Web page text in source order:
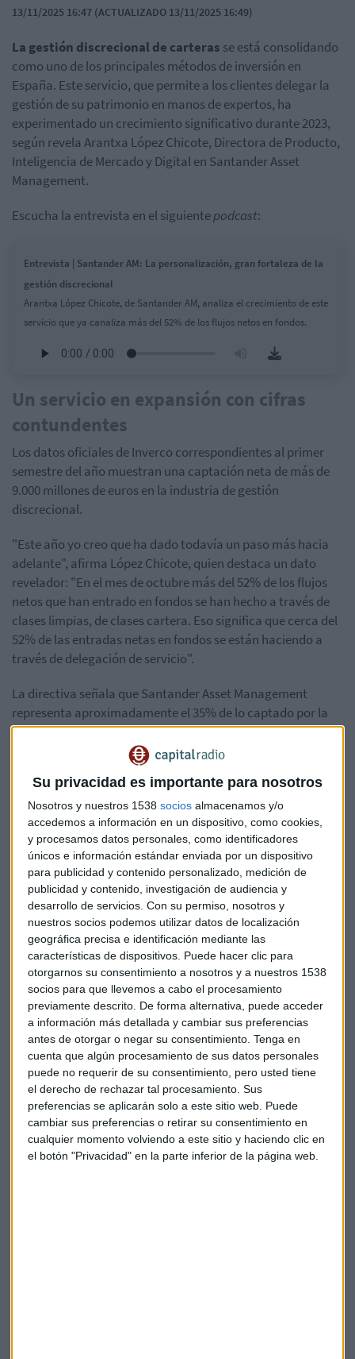
Su privacidad es importante para nosotros
Nosotros y nuestros 1538 socios almacenamos y/o
accedemos a información en un dispositivo, como cookies,
y procesamos datos personales, como identificadores
únicos e información estándar enviada por un dispositivo
para publicidad y contenido personalizado, medición de
publicidad y contenido, investigación de audiencia y
desarrollo de servicios. Con su permiso, nosotros y
nuestros socios podemos utilizar datos de localización
geográfica precisa e identificación mediante las
características de dispositivos. Puede hacer clic para
otorgarnos su consentimiento a nosotros y a nuestros 1538
socios para que llevemos a cabo el procesamiento
previamente descrito. De forma alternativa, puede acceder
a información más detallada y cambiar sus preferencias
antes de otorgar o negar su consentimiento. Tenga en
cuenta que algún procesamiento de sus datos personales
puede no requerir de su consentimiento, pero usted tiene
el derecho de rechazar tal procesamiento. Sus
preferencias se aplicarán solo a este sitio web. Puede
cambiar sus preferencias o retirar su consentimiento en
cualquier momento volviendo a este sitio y haciendo clic en
el botón "Privacidad" en la parte inferior de la página web.
13/11/2025 16:47 (ACTUALIZADO 13/11/2025 16:49)
La gestión discrecional de carteras se está consolidando
como uno de los principales métodos de inversión en
España. Este servicio, que permite a los clientes delegar la
gestión de su patrimonio en manos de expertos, ha
experimentado un crecimiento significativo durante 2023,
según revela Arantxa López Chicote, Directora de Producto,
Inteligencia de Mercado y Digital en Santander Asset
Management.
Escucha la entrevista en el siguientepodcast:
Entrevista | Santander AM: La personalización, gran fortaleza de la
gestión discrecional
Arantxa López Chicote, de Santander AM, analiza el crecimiento de este
servicio que ya canaliza más del 52% de los flujos netos en fondos.
Un servicio en expansión con cifras
contundentes
Los datos oficiales de Inverco correspondientes al primer
semestre del año muestran una captación neta de más de
9.000 millones de euros en la industria de gestión
discrecional.
"Este año yo creo que ha dado todavía un paso más hacia
adelante", afirma López Chicote, quien destaca un dato
revelador: "En el mes de octubre más del 52% de los flujos
netos que han entrado en fondos se han hecho a través de
clases limpias, de clases cartera. Eso significa que cerca del
52% de las entradas netas en fondos se están haciendo a
través de delegación de servicio".
La directiva señala que Santander Asset Management
representa aproximadamente el 35% de lo captado por la
industria en carteras hasta junio, posicionándose como un
actor principal en este segmento del mercado.
El valor del asesoramiento experto
López Chicote explica que una de las principales ventajas de
este servicio es facilitar el paso de ahorrador a inversor
mediante el acompañamiento profesional. "Ahorrar cuesta
mucho, mucho esfuerzo, pero si no ponemos a trabajar el
dinero, realmente cuando tengamos esa necesidad, ese
objetivo que nos hayamos marcado, no vamos a llegar a él",
señala.
La ejecutiva utiliza una analogía clarificadora: "Cuando uno
nunca ha ido al gimnasio, y todos sabemos que tenemos
que hacer ejercicio, que es bueno para nuestra salud, para
nuestro futuro, vamos a un gimnasio y no sabemos ni usar
una máquina. No sabemos qué ejercicios hay que hacer,
cuánto tiempo hay que dedicarle, y para eso pedimos a un
experto, en nuestro caso a un entrenador personal, a
alguien que esté allí, que nos enseñe y que además nos diga
qué es lo que más nos conviene".
Adaptación a distintos perfiles de